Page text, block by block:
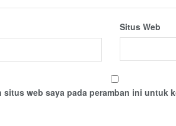
Situs Web
situs web saya pada peramban ini untuk